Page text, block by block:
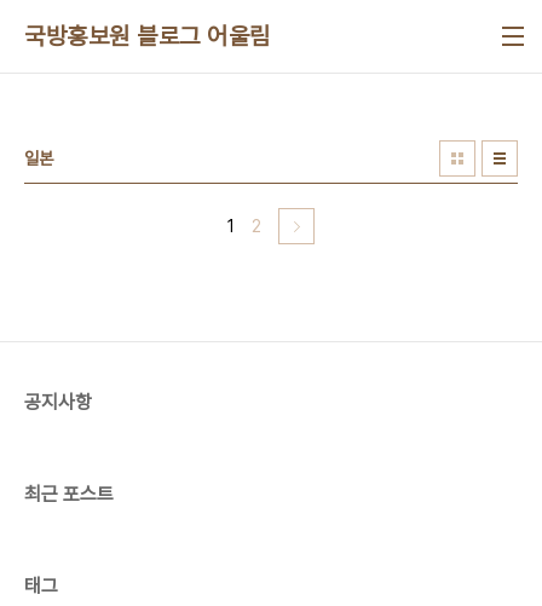
국방홍보원 블로그 어울림
일본
1 2
공지사항
최근 포스트
태그